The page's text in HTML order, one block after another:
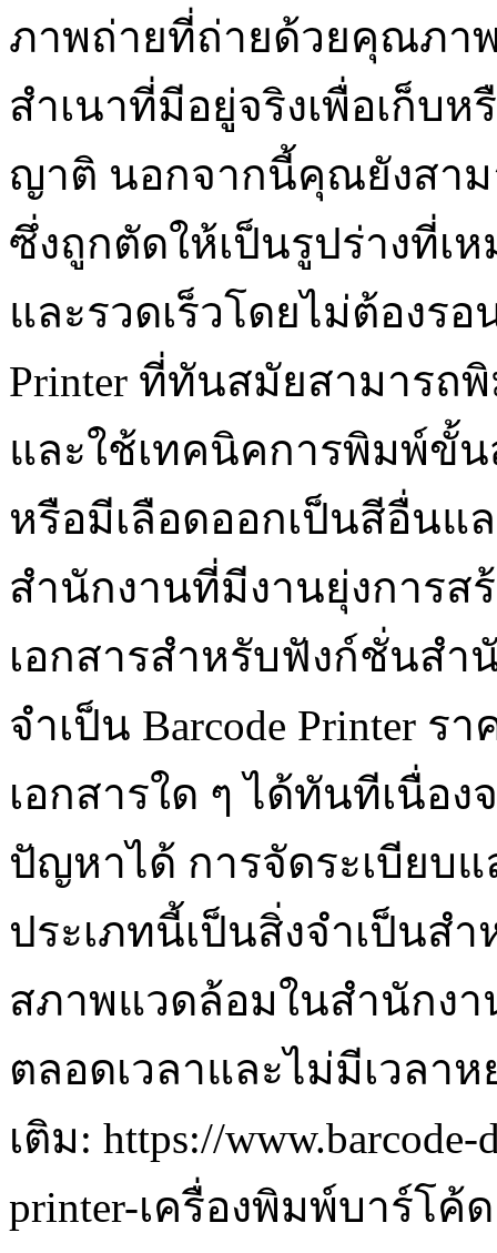
ภาพถ่ายที่ถ่ายด้วยคุณภา
สำเนาที่มีอยู่จริงเพื่อเก็บ
ญาติ นอกจากนี้คุณยังสา
ซึ่งถูกตัดให้เป็นรูปร่างที่เ
และรวดเร็วโดยไม่ต้องรอ
Printer ที่ทันสมัยสามารถ
และใช้เทคนิคการพิมพ์ขั้น
หรือมีเลือดออกเป็นสีอื่น
สำนักงานที่มีงานยุ่งการส
เอกสารสำหรับฟังก์ชั่นสำ
จำเป็น Barcode Printer
เอกสารใด ๆ ได้ทันทีเนื่อ
ปัญหาได้ การจัดระเบียบ
ประเภทนี้เป็นสิ่งจำเป็นส
สภาพแวดล้อมในสำนักงา
ตลอดเวลาและไม่มีเวลา
เติม: https://www.barcode-
printer-เครื่องพิมพ์บาร์โค้ด